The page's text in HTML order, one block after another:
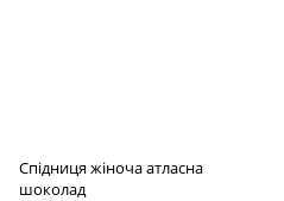
Спідниця жіноча атласна
шоколад